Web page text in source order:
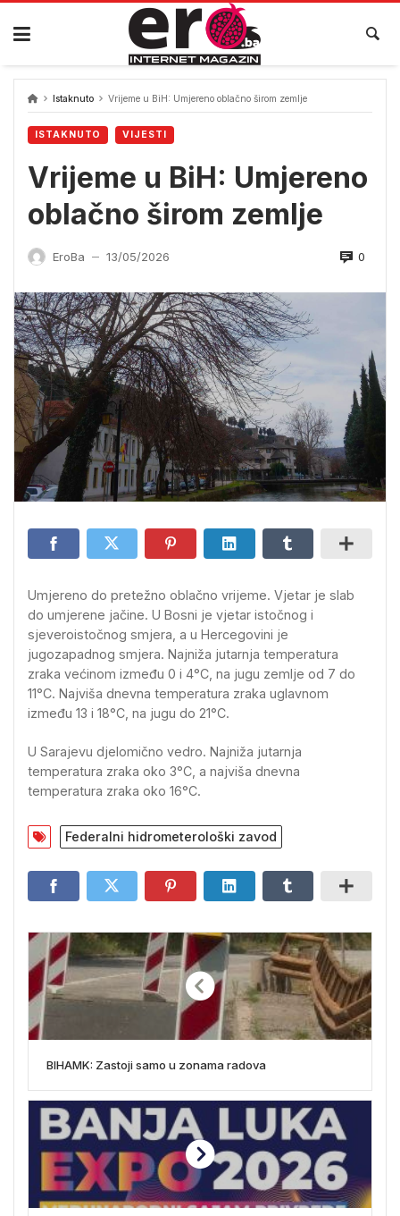
Skip
content
Istaknuto Vrijeme u BiH: Umjereno oblačno širom zemlje
ISTAKNUTO VIJESTI
Vrijeme u BiH: Umjereno
oblačno širom zemlje
EroBa — 13/05/2026 0
Umjereno do pretežno oblačno vrijeme. Vjetar je slab
do umjerene jačine. U Bosni je vjetar istočnog i
sjeveroistočnog smjera, a u Hercegovini je
jugozapadnog smjera. Najniža jutarnja temperatura
zraka većinom između 0 i 4°C, na jugu zemlje od 7 do
11°C. Najviša dnevna temperatura zraka uglavnom
između 13 i 18°C, na jugu do 21°C.
U Sarajevu djelomično vedro. Najniža jutarnja
temperatura zraka oko 3°C, a najviša dnevna
temperatura zraka oko 16°C.
Federalni hidrometerološki zavod
BIHAMK: Zastoji samo u zonama radova